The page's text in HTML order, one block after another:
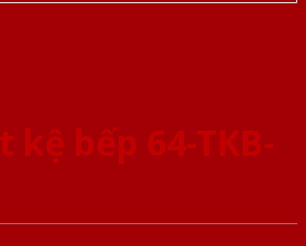
kệ bếp 64-TKB-